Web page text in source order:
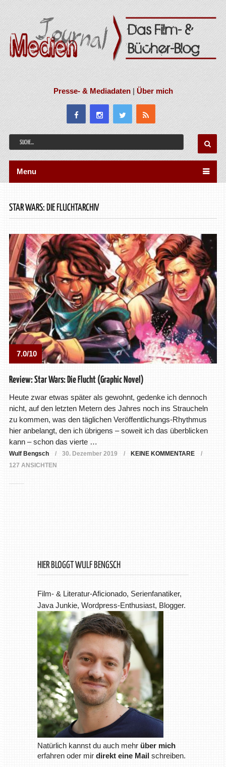
Presse- & Mediadaten|Über mich
Menu
STAR WARS: DIE FLUCHTARCHIV
7.0/10
Review: Star Wars: Die Flucht (Graphic Novel)
Heute zwar etwas später als gewohnt, gedenke ich dennoch
nicht, auf den letzten Metern des Jahres noch ins Straucheln
zu kommen, was den täglichen Veröffentlichungs-Rhythmus
hier anbelangt, den ich übrigens – soweit ich das überblicken
kann – schon das vierte …
Wulf Bengsch 30. Dezember 2019
KEINE KOMMENTARE
127 ANSICHTEN
HIER BLOGGT WULF BENGSCH
Film- & Literatur-Aficionado, Serienfanatiker,
Java Junkie, Wordpress-Enthusiast, Blogger.
Natürlich kannst du auch mehr über mich
erfahren oder mir direkt eine Mailschreiben.